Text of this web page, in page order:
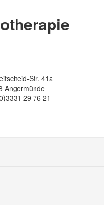
Str. 41a
Angermünde
29 76 21